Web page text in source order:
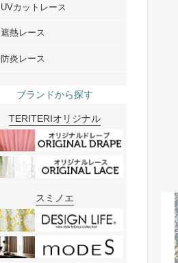
UVカットレース
遮熱レース
防炎レース
ブランドから探す
TERITERIオリジナル
スミノエ